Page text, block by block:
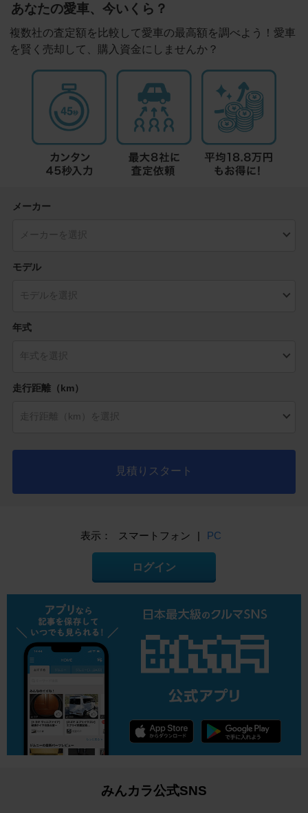
あなたの愛車、今いくら？
複数社の査定額を比較して愛車の最高額を調べよう！愛車
を賢く売却して、購入資金にしませんか？
メーカー
モデル
年式
走行距離（km）
見積りスタート
表示： スマートフォン | PC
ログイン
みんカラ公式SNS